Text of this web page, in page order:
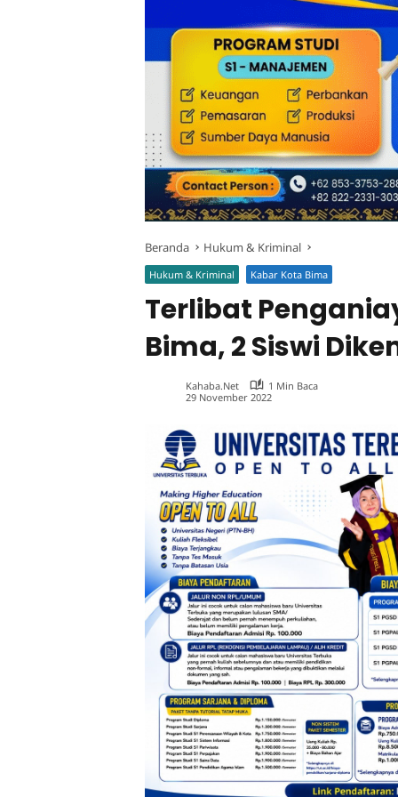
Beranda Hukum & Kriminal
Hukum & Kriminal Kabar Kota Bima
Terlibat
Bima, 2 Siswi
Kahaba.net
1 Min Baca
29 November 2022